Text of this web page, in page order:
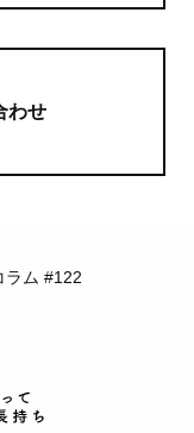
わせ
ラム #122